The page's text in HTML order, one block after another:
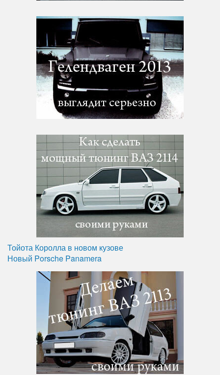
Тойота Королла в новом кузове
Новый Porsche Panamera